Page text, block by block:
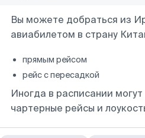
Вы можете добраться из
авиабилетом в страну
прямым рейсом
рейс с пересадкой
Иногда в расписании могут
чартерные рейсы и